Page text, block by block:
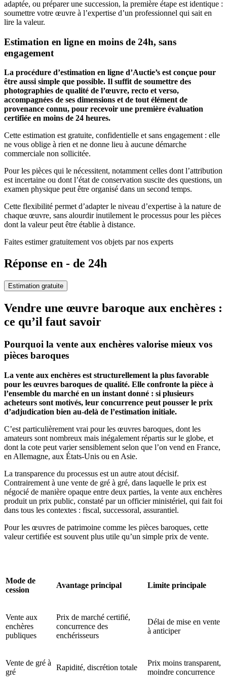
adaptée, ou préparer une succession, la première étape est identique :
soumettre votre œuvre à l’expertise d’un professionnel qui sait en
lire la valeur.
Estimation en ligne en moins de 24h, sans
engagement
La procédure d’estimation en ligne d’Auctie’s est conçue pour
être aussi simple que possible. Il suffit de soumettre des
photographies de qualité de l’œuvre, recto et verso,
accompagnées de ses dimensions et de tout élément de
provenance connu, pour recevoir une première évaluation
certifiée en moins de 24 heures.
Cette estimation est gratuite, confidentielle et sans engagement : elle
ne vous oblige à rien et ne donne lieu à aucune démarche
commerciale non sollicitée.
Pour les pièces qui le nécessitent, notamment celles dont l’attribution
est incertaine ou dont l’état de conservation suscite des questions, un
examen physique peut être organisé dans un second temps.
Cette flexibilité permet d’adapter le niveau d’expertise à la nature de
chaque œuvre, sans alourdir inutilement le processus pour les pièces
dont la valeur peut être établie à distance.
Faites estimer gratuitement vos objets par nos experts
Réponse en - de 24h
Estimation gratuite
Vendre une œuvre baroque aux enchères :
ce qu’il faut savoir
Pourquoi la vente aux enchères valorise mieux vos
pièces baroques
La vente aux enchères est structurellement la plus favorable
pour les œuvres baroques de qualité. Elle confronte la pièce à
l’ensemble du marché en un instant donné : si plusieurs
acheteurs sont motivés, leur concurrence peut pousser le prix
d’adjudication bien au-delà de l’estimation initiale.
C’est particulièrement vrai pour les œuvres baroques, dont les
amateurs sont nombreux mais inégalement répartis sur le globe, et
dont la cote peut varier sensiblement selon que l’on vend en France,
en Allemagne, aux États-Unis ou en Asie.
La transparence du processus est un autre atout décisif.
Contrairement à une vente de gré à gré, dans laquelle le prix est
négocié de manière opaque entre deux parties, la vente aux enchères
produit un prix public, constaté par un officier ministériel, qui fait foi
dans tous les contextes : fiscal, successoral, assurantiel.
Pour les œuvres de patrimoine comme les pièces baroques, cette
valeur certifiée est souvent plus utile qu’un simple prix de vente.
Mode de
cession
Avantage principal Limite principale
Vente aux
enchères
publiques
Prix de marché certifié,
concurrence des
enchérisseurs
Délai de mise en vente
à anticiper
Vente de gré à
gré
Rapidité, discrétion totale
Prix moins transparent,
moindre concurrence